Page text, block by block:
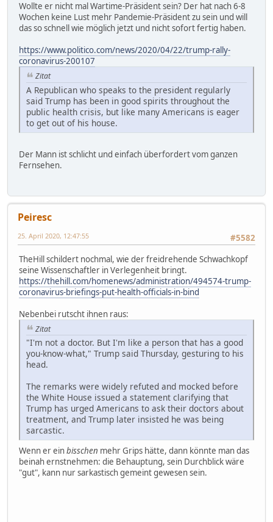
Wollte er nicht mal Wartime-Präsident sein? Der hat nach 6-8
Wochen keine Lust mehr Pandemie-Präsident zu sein und will
das so schnell wie möglich jetzt und nicht sofort fertig haben.
https://www.politico.com/news/2020/04/22/trump-rally-
coronavirus-200107
Zitat
A Republican who speaks to the president regularly
said Trump has been in good spirits throughout the
public health crisis, but like many Americans is eager
to get out of his house.
Der Mann ist schlicht und einfach überfordert vom ganzen
Fernsehen.
Peiresc
#5582
25. April 2020, 12:47:55
TheHill schildert nochmal, wie der freidrehende Schwachkopf
seine Wissenschaftler in Verlegenheit bringt.
https://thehill.com/homenews/administration/494574-trump-
coronavirus-briefings-put-health-officials-in-bind
Nebenbei rutscht ihnen raus:
Zitat
"I'm not a doctor. But I'm like a person that has a good
you-know-what," Trump said Thursday, gesturing to his
head.
The remarks were widely refuted and mocked before
the White House issued a statement clarifying that
Trump has urged Americans to ask their doctors about
treatment, and Trump later insisted he was being
sarcastic.
Wenn er einbisschen mehr Grips hätte, dann könnte man das
beinah ernstnehmen: die Behauptung, sein Durchblick wäre
"gut", kann nur sarkastisch gemeint gewesen sein.